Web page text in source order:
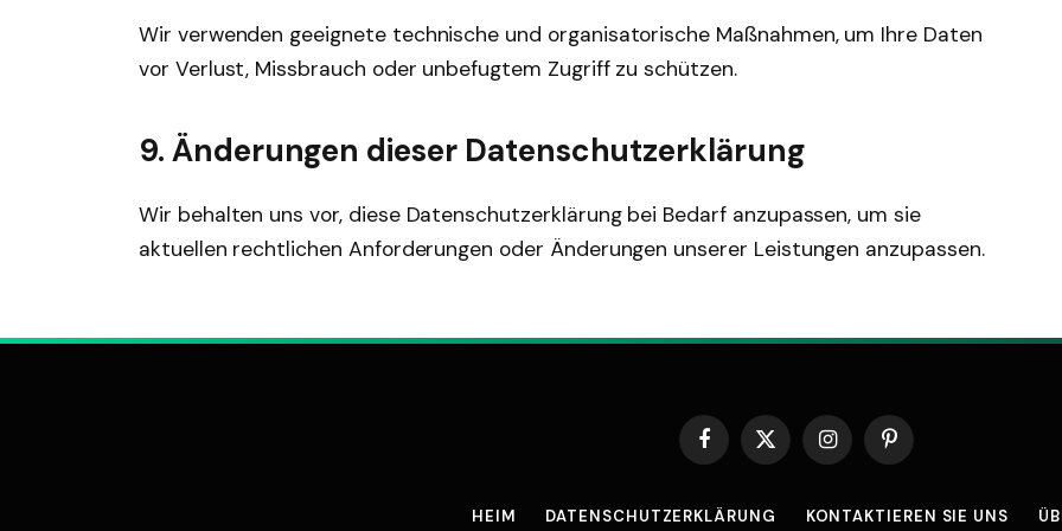
Wir verwenden geeignete technische und organisatorische Maßnahmen, um Ihre Daten
vor Verlust, Missbrauch oder unbefugtem Zugriff zu schützen.
9. Änderungen dieser Datenschutzerklärung
Wir behalten uns vor, diese Datenschutzerklärung bei Bedarf anzupassen, um sie
aktuellen rechtlichen Anforderungen oder Änderungen unserer Leistungen anzupassen.
Facebook
X
(Twitter)
InstagramPinterest
HEIM DATENSCHUTZERKLÄRUNG KONTAKTIEREN SIE UNS